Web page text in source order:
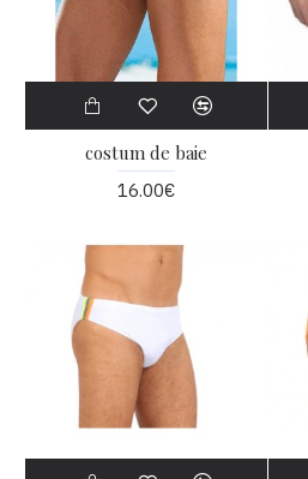
costum de baie
16.00€